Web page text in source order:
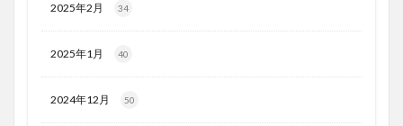
2025年2月 34
2025年1月 40
2024年12月 50